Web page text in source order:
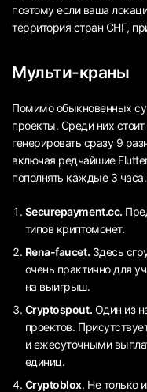
поэтому если ваша
территория стран СНГ,
Мульти-краны
Помимо обыкновенных
проекты. Среди них
генерировать сразу 9
включая редчайшие
пополнять каждые 3
Securepayment.cc.
типов криптомонет.
Rena-faucet. Здесь
очень практично для
на выигрыш.
Cryptospout. Один из
проектов.
и ежесуточными
единиц.
Cryptoblox. Не только